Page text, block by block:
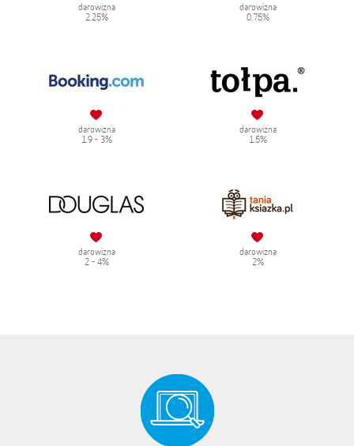
darowizna
2.25%
darowizna
0.75%
darowizna
1.9 - 3%
darowizna
1.5%
darowizna
2 - 4%
darowizna
2%